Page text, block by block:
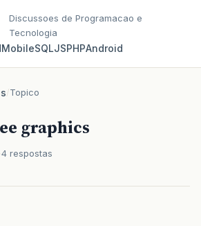
Discussoes de Programacao e
Tecnologia
MobileSQLJSPHPAndroid
/Topico
graphics
4 respostas